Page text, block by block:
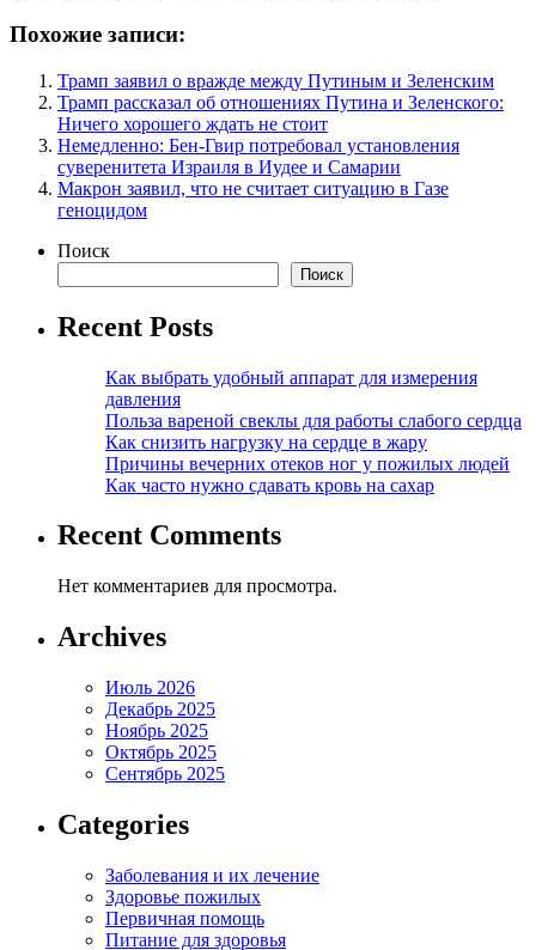
Похожие записи:
Трамп заявил о вражде между Путиным и Зеленским
Трамп рассказал об отношениях Путина и Зеленского:
Ничего хорошего ждать не стоит
Немедленно: Бен-Гвир потребовал установления
суверенитета Израиля в Иудее и Самарии
Макрон заявил, что не считает ситуацию в Газе
геноцидом
Поиск
Поиск
Recent Posts
Как выбрать удобный аппарат для измерения
давления
Польза вареной свеклы для работы слабого сердца
Как снизить нагрузку на сердце в жару
Причины вечерних отеков ног у пожилых людей
Как часто нужно сдавать кровь на сахар
Recent Comments
Нет комментариев для просмотра.
Archives
Июль 2026
Декабрь 2025
Ноябрь 2025
Октябрь 2025
Сентябрь 2025
Categories
Заболевания и их лечение
Здоровье пожилых
Первичная помощь
Питание для здоровья